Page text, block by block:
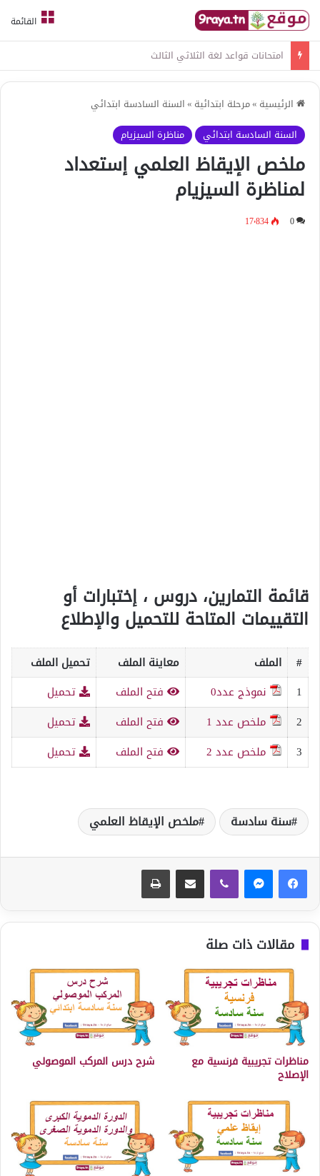
القائمة
امتحانات قواعد لغة الثلاثي الثالث
الرئيسية »مرحلة ابتدائية »السنة السادسة ابتدائي
السنة السادسة ابتدائي
مناظرة السيزيام
ملخص الإيقاظ العلمي إستعداد
لمناظرة السيزيام
0 17٬834
قائمة التمارين، دروس ، إختبارات أو
التقييمات المتاحة للتحميل والإطلاع
# الملف معاينة الملف
تحميل الملف
1
نموذج عدد0 فتح الملف
تحميل
2
ملخص عدد 1 فتح الملف
تحميل
3
ملخص عدد 2 فتح الملف تحميل
سنة سادسة ملخص الإيقاظ العلمي
مقالات ذات صلة
مناظرات تجريبية فرنسية مع
الإصلاح
شرح درس المركب الموصولي